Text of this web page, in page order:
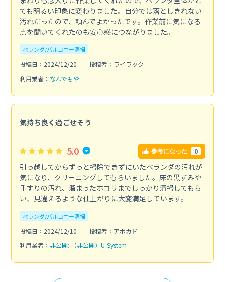
ても明るい印象に変わりました。自分では落としきれない
汚れだったので、頼んでよかったです。作業前に気になる
点を聞いてくれたのも安心感につながりました。
ベランダ/バルコニー清掃
投稿日：2024/12/20
投稿者：ライラック
利用業者： なんでもや
気持ち良く過ごせそう
5.0 参考になった 0
引っ越してからずっと掃除できずにいたベランダの汚れが
気になり、クリーニングしてもらいました。床の黒ずみや
手すりの汚れ、溜まったホコリまでしっかり清掃してもら
い、見違えるような仕上がりに大変満足しています。
ベランダ/バルコニー清掃
投稿日：2024/12/10
投稿者：アボカド
利用業者： 非公開: （非公開）U-System